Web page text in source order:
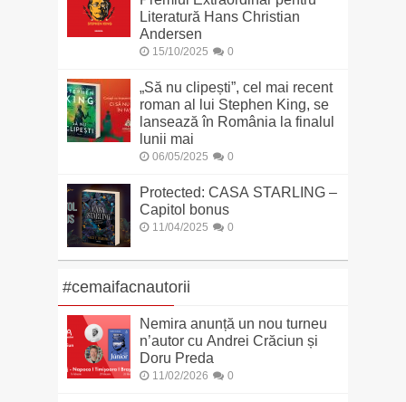
Literatură Hans Christian
Andersen
15/10/2025 0
„Să nu clipești”, cel mai recent
roman al lui Stephen King, se
lansează în România la finalul
lunii mai
06/05/2025 0
Protected: CASA STARLING –
Capitol bonus
11/04/2025 0
#cemaifacnautorii
Nemira anunță un nou turneu
n’autor cu Andrei Crăciun și
Doru Preda
11/02/2026 0